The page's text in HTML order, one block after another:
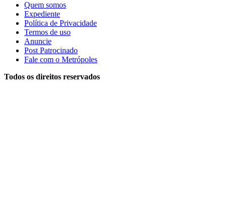
Quem somos
Expediente
Política de Privacidade
Termos de uso
Anuncie
Post Patrocinado
Fale com o Metrópoles
Todos os direitos reservados